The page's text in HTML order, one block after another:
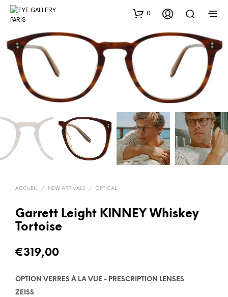
0
ACCUEIL / NEW ARRIVALS / OPTICAL
Garrett Leight KINNEY Whiskey
Tortoise
€319,00
OPTION VERRES À LA VUE - PRESCRIPTION LENSES
ZEISS